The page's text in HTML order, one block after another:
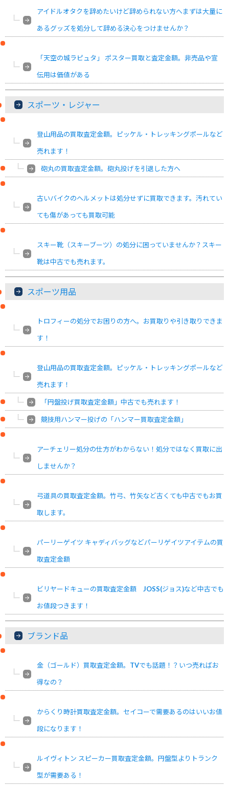
アイドルオタクを辞めたいけど辞められない方へまずは大量に
あるグッズを処分して辞める決心をつけませんか？
「天空の城ラピュタ」 ポスター買取と査定金額。非売品や宣
伝用は価値がある
スポーツ・レジャー
登山用品の買取査定金額。ピッケル・トレッキングポールなど
売れます！
砲丸の買取査定金額。砲丸投げを引退した方へ
古いバイクのヘルメットは処分せずに買取できます。汚れてい
ても傷があっても買取可能
スキー靴（スキーブーツ）の処分に困っていませんか？スキー
靴は中古でも売れます。
スポーツ用品
トロフィーの処分でお困りの方へ。お買取りや引き取りできま
す！
登山用品の買取査定金額。ピッケル・トレッキングポールなど
売れます！
「円盤投げ買取査定金額」中古でも売れます！
競技用ハンマー投げの「ハンマー買取査定金額」
アーチェリー処分の仕方がわからない！処分ではなく買取に出
しませんか？
弓道具の買取査定金額。竹弓、竹矢など古くても中古でもお買
取します。
パーリーゲイツ キャディバッグなどパーリゲイツアイテムの買
取査定金額
ビリヤードキューの買取査定金額 JOSS(ジョス)など中古でも
お値段つきます！
ブランド品
金（ゴールド）買取査定金額。TVでも話題！？いつ売ればお
得なの？
からくり時計買取査定金額。セイコーで需要あるのはいいお値
段になります！
ルイヴィトン スピーカー買取査定金額。円盤型よりトランク
型が需要ある！